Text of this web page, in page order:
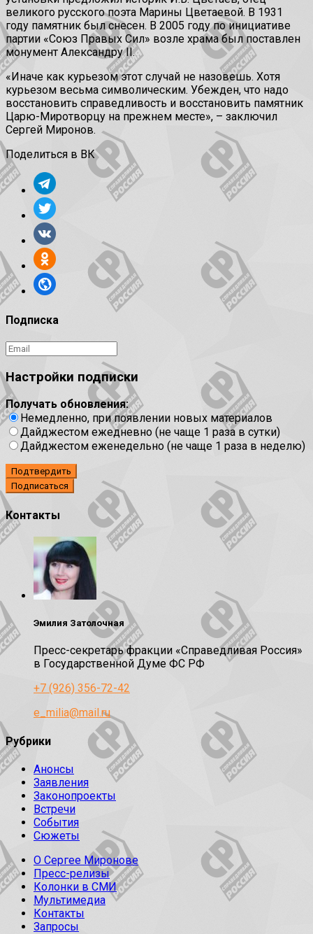
великого русского поэта Марины Цветаевой. В 1931
году памятник был снесен. В 2005 году по инициативе
партии «Союз Правых Сил» возле храма был поставлен
монумент Александру II.
«Иначе как курьезом этот случай не назовешь. Хотя
курьезом весьма символическим. Убежден, что надо
восстановить справедливость и восстановить памятник
Царю-Миротворцу на прежнем месте», – заключил
Сергей Миронов.
Поделиться в ВК
Подписка
Настройки подписки
Получать обновления:
Немедленно, при появлении новых материалов
Дайджестом ежедневно (не чаще 1 раза в сутки)
Дайджестом еженедельно (не чаще 1 раза в неделю)
Подтвердить
Контакты
Эмилия Затолочная
Пресс-секретарь фракции «Справедливая Россия»
в Государственной Думе ФС РФ
+7 (926) 356-72-42
e_milia@mail.ru
Рубрики
Анонсы
Заявления
Законопроекты
Встречи
События
Сюжеты
О Сергее Миронове
Пресс-релизы
Колонки в СМИ
Мультимедиа
Контакты
Запросы